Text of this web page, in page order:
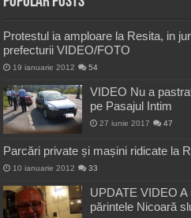
Protestul ia amploare la Resita, in
prefecturii VIDEO/FOTO
19 ianuarie 2012 54
VIDEO Nu a
pe Pasajul Intim
27 iunie 2017 47
Parcări private și mașini ridicate la
10 ianuarie 2012 33
UPDATE VIDEO
părintele Nicoară